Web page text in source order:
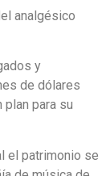
analgésico
y
de dólares
plan para su
el patrimonio se